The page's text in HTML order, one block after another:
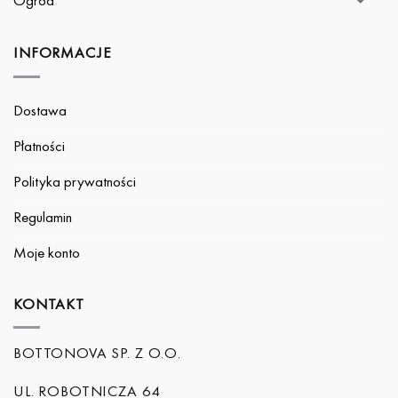
INFORMACJE
Dostawa
Płatności
Polityka prywatności
Regulamin
Moje konto
KONTAKT
BOTTONOVA SP. Z O.O.
UL. ROBOTNICZA 64